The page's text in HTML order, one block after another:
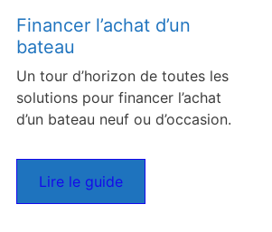
Financer l’achat d’un
bateau
Un tour d’horizon de toutes les
solutions pour financer l’achat
d’un bateau neuf ou d’occasion.
Lire le guide